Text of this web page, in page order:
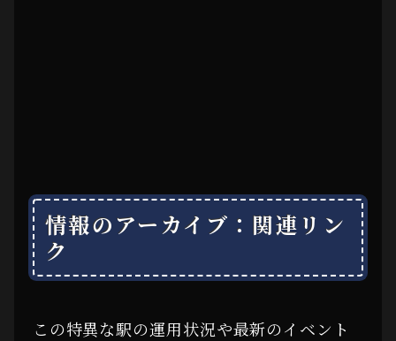
情報のアーカイブ：関連リン
ク
この特異な駅の運用状況や最新のイベント